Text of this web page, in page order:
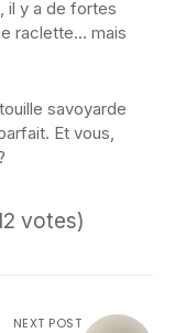
il y a de fortes
raclette… mais
savoyarde
Et vous,
votes)
NEXT POST